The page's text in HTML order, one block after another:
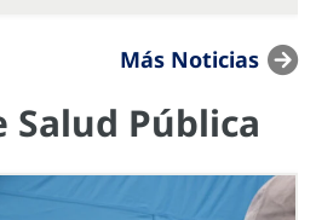
Más Noticias
Salud Pública